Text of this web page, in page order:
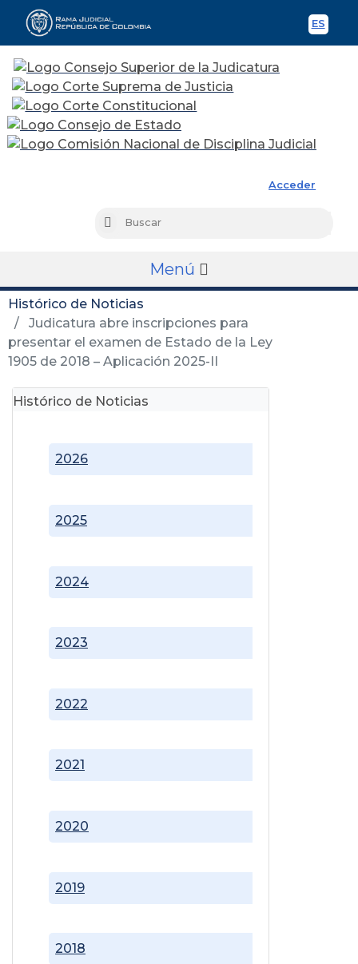
ES
Acceder
Buscar
Menú
Histórico de Noticias
Judicatura abre inscripciones para
presentar el examen de Estado de la Ley
1905 de 2018 – Aplicación 2025-II
Histórico de Noticias
2018
2019
2020
2021
2022
2023
2024
2025
2026